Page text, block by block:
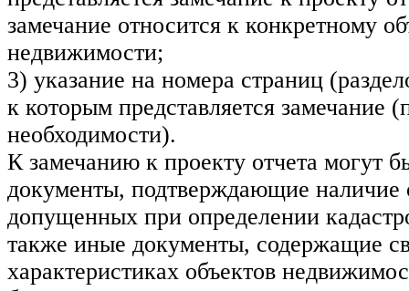
замечание относится к конкретному
недвижимости;
3) указание на номера страниц
к которым представляется замечание
необходимости).
К замечанию к проекту отчета могут
документы, подтверждающие
допущенных при определении
также иные документы, содержащие
характеристиках объектов